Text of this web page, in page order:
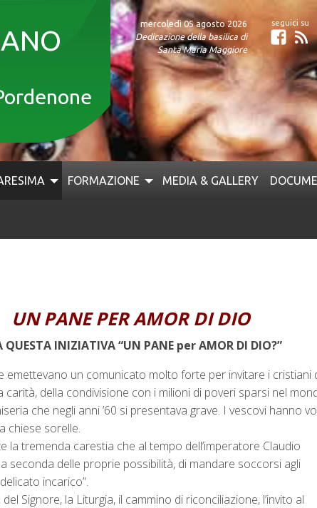
mercoledì 05 agosto 2026
Dedicazione della basilica di
Santa Maria Maggiore
FORMAZIONE MEDIA & GALLERY
UN PANE PER AMOR DI DIO
QUESTA INIZIATIVA “UN PANE per AMOR DI DIO?”
emettevano un comunicato molto forte per invitare i
della condivisione con i milioni di poveri sparsi nel
che negli anni ’60 si presentava grave. I vescovi hanno
chiese sorelle.
la tremenda carestia che al tempo dell’imperatore Claudio
seconda delle proprie possibilità, di mandare soccorsi agli
incarico”.
Signore, la Liturgia, il cammino di riconciliazione, l’invito al